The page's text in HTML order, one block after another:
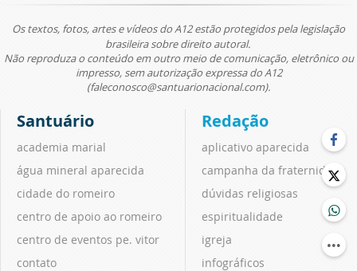
Os textos, fotos, artes e vídeos do A12 estão protegidos pela legislação
brasileira sobre direito autoral.
Não reproduza o conteúdo em outro meio de comunicação, eletrônico ou
impresso, sem autorização expressa do A12
(faleconosco@santuarionacional.com).
Santuário
academia marial
água mineral aparecida
cidade do romeiro
centro de apoio ao romeiro
centro de eventos pe. vitor
contato
Redação
aplicativo aparecida
campanha da fraternidade
dúvidas religiosas
espiritualidade
igreja
infográficos